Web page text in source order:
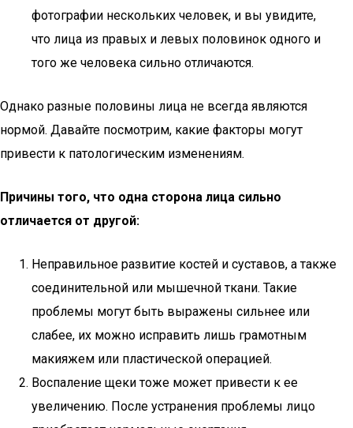
фотографии нескольких человек, и вы увидите,
что лица из правых и левых половинок одного и
того же человека сильно отличаются.
Однако разные половины лица не всегда являются
нормой. Давайте посмотрим, какие факторы могут
привести к патологическим изменениям.
Причины того, что одна сторона лица сильно
отличается от другой:
Неправильное развитие костей и суставов, а также
соединительной или мышечной ткани. Такие
проблемы могут быть выражены сильнее или
слабее, их можно исправить лишь грамотным
макияжем или пластической операцией.
Воспаление щеки тоже может привести к ее
увеличению. После устранения проблемы лицо